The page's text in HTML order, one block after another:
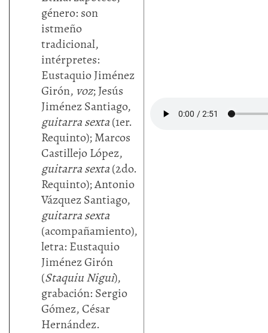
género: son
istmeño
tradicional,
intérpretes:
Eustaquio Jiménez
Girón, voz; Jesús
Jiménez Santiago,
guitarra sexta(1er.
Requinto); Marcos
Castillejo López,
guitarra sexta(2do.
Requinto); Antonio
Vázquez Santiago,
guitarra sexta
(acompañamiento),
letra: Eustaquio
Jiménez Girón
(Staquiu Nigui),
grabación: Sergio
Gómez, César
Hernández.